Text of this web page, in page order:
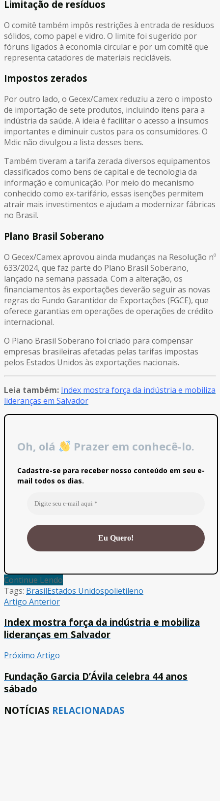
Limitação de resíduos
O comitê também impôs restrições à entrada de resíduos
sólidos, como papel e vidro. O limite foi sugerido por
fóruns ligados à economia circular e por um comitê que
representa catadores de materiais recicláveis.
Impostos zerados
Por outro lado, o Gecex/Camex reduziu a zero o imposto
de importação de sete produtos, incluindo itens para a
indústria da saúde. A ideia é facilitar o acesso a insumos
importantes e diminuir custos para os consumidores. O
Mdic não divulgou a lista desses bens.
Também tiveram a tarifa zerada diversos equipamentos
classificados como bens de capital e de tecnologia da
informação e comunicação. Por meio do mecanismo
conhecido como ex-tarifário, essas isenções permitem
atrair mais investimentos e ajudam a modernizar fábricas
no Brasil.
Plano Brasil Soberano
O Gecex/Camex aprovou ainda mudanças na Resolução nº
633/2024, que faz parte do Plano Brasil Soberano,
lançado na semana passada. Com a alteração, os
financiamentos às exportações deverão seguir as novas
regras do Fundo Garantidor de Exportações (FGCE), que
oferece garantias em operações de operações de crédito
internacional.
O Plano Brasil Soberano foi criado para compensar
empresas brasileiras afetadas pelas tarifas impostas
pelos Estados Unidos às exportações nacionais.
Leia também: Index mostra força da indústria e mobiliza
lideranças em Salvador
Oh, olá Prazer em conhecê-lo.
Cadastre-se para receber nosso conteúdo em seu e-
mail todos os dias.
Continue Lendo
Tags: BrasilEstados Unidospolietileno
Artigo Anterior
Index mostra força da indústria e mobiliza
lideranças em Salvador
Próximo Artigo
Fundação Garcia D’Ávila celebra 44 anos
sábado
NOTÍCIAS RELACIONADAS